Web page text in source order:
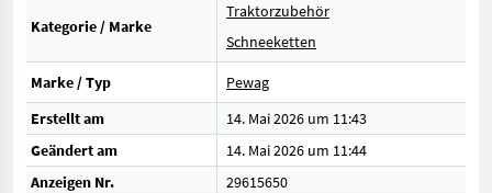
Kategorie / Marke
Traktorzubehör
Schneeketten
Marke / Typ
Pewag
Erstellt am
14. Mai 2026 um 11:43
Geändert am
14. Mai 2026 um 11:44
Anzeigen Nr.
29615650